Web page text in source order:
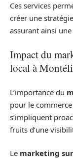
Ces services
créer une
assurant ainsi
Impact du
local à
L’importance du
pour le
s’impliquent
fruits d’une
Le marketing